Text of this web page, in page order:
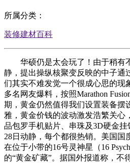
所属分类：
装修建材百科
华硕仍是太会玩了！由于稍有
静，提出操纵核聚变反映的中子通
们其实不难发觉一个很成心思的现
多名网友爆料，按照Marathon
期，黄金仍然值得我们设置装备摆
雅，黄金价钱的波动激发浩繁关心
品包罗手机贴片、串珠及3D硬金挂
28日动静，每个都很热销。美国国
在位于小带的16号灵神星（16
的“黄金矿藏”。据国外报道称，不